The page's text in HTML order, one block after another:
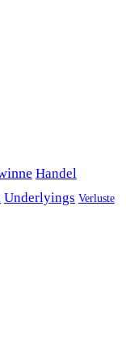
Handel
Underlyings Verluste